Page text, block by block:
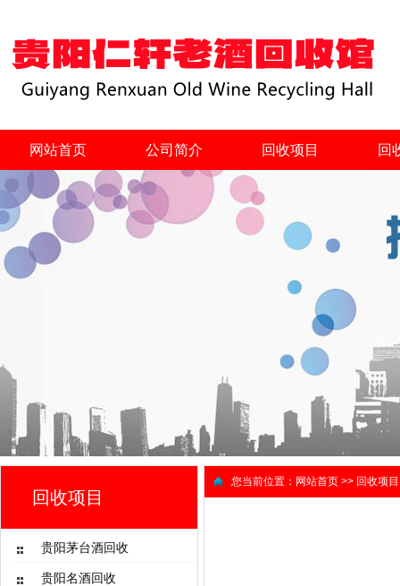
网站首页 公司简介 回收项目 回
回收项目
贵阳茅台酒回收
贵阳名酒回收
您当前位置： 网站首页 >> 回收项目